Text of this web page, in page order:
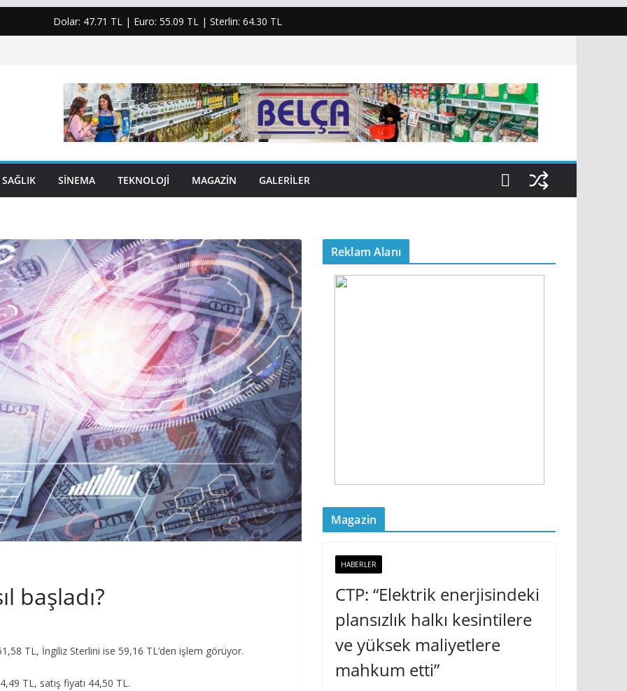
Dolar: 47.71 TL| Euro: 55.09 TL| Sterlin: 64.30 TL
SAĞLIK SINEMA TEKNOLOJI MAGAZIN GALERILER
başladı?
TL, İngiliz Sterlini ise 59,16 TL’den işlem görüyor.
TL, satış fiyatı 44,50 TL.
Reklam Alanı
Magazin
HABERLER
CTP: “Elektrik enerjisindeki
plansızlık halkı kesintilere
ve yüksek maliyetlere
mahkum etti”